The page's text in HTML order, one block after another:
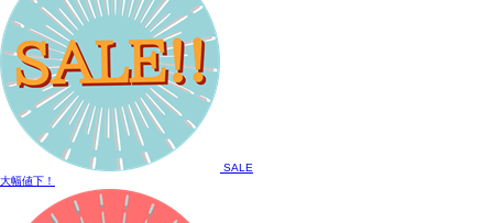
SALE
大幅値下！